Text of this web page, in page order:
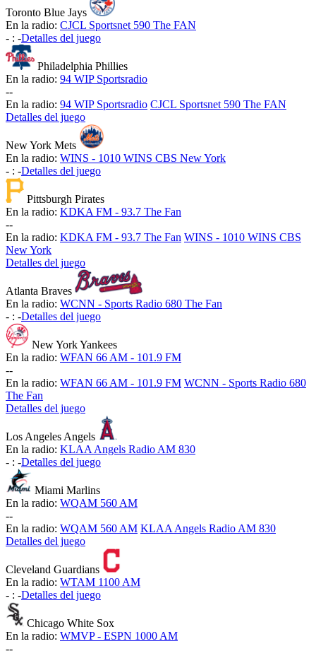
Toronto Blue Jays
En la radio: CJCL Sportsnet 590 The FAN
- : -Detalles del juego
Philadelphia Phillies
En la radio: 94 WIP Sportsradio
--
En la radio: 94 WIP Sportsradio CJCL Sportsnet 590 The FAN
Detalles del juego
New York Mets
En la radio: WINS - 1010 WINS CBS New York
- : -Detalles del juego
Pittsburgh Pirates
En la radio: KDKA FM - 93.7 The Fan
--
En la radio: KDKA FM - 93.7 The Fan WINS - 1010 WINS CBS
New York
Detalles del juego
Atlanta Braves
En la radio: WCNN - Sports Radio 680 The Fan
- : -Detalles del juego
New York Yankees
En la radio: WFAN 66 AM - 101.9 FM
--
En la radio: WFAN 66 AM - 101.9 FM WCNN - Sports Radio 680
The Fan
Detalles del juego
Los Angeles Angels
En la radio: KLAA Angels Radio AM 830
- : -Detalles del juego
Miami Marlins
En la radio: WQAM 560 AM
--
En la radio: WQAM 560 AM KLAA Angels Radio AM 830
Detalles del juego
Cleveland Guardians
En la radio: WTAM 1100 AM
- : -Detalles del juego
Chicago White Sox
En la radio: WMVP - ESPN 1000 AM